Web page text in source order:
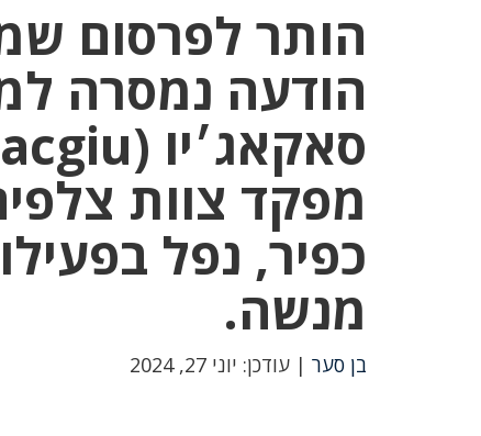
הותר לפרסום
הודעה נמסרה
מפקד צוות
כפיר, נפל
מנשה.
בן סער | עודכן: יוני 27, 2024